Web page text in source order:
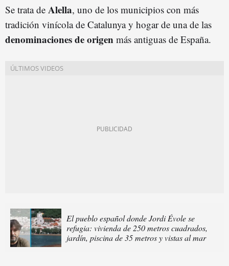
Se trata de Alella, uno de los municipios con más
tradición vinícola de Catalunya y hogar de una de las
denominaciones de origen más antiguas de España.
El pueblo español donde Jordi Évole se
refugia: vivienda de 250 metros cuadrados,
jardín, piscina de 35 metros y vistas al mar